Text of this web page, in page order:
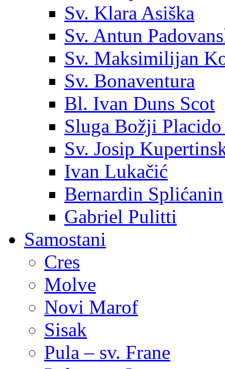
Sv. Klara Asiška
Sv. Antun
Sv. Maksimilijan
Sv. Bonaventura
Bl. Ivan Duns Scot
Sluga Božji Placido
Sv. Josip
Ivan Lukačić
Bernardin Splićanin
Gabriel Pulitti
Samostani
Cres
Molve
Novi Marof
Sisak
Pula – sv. Frane